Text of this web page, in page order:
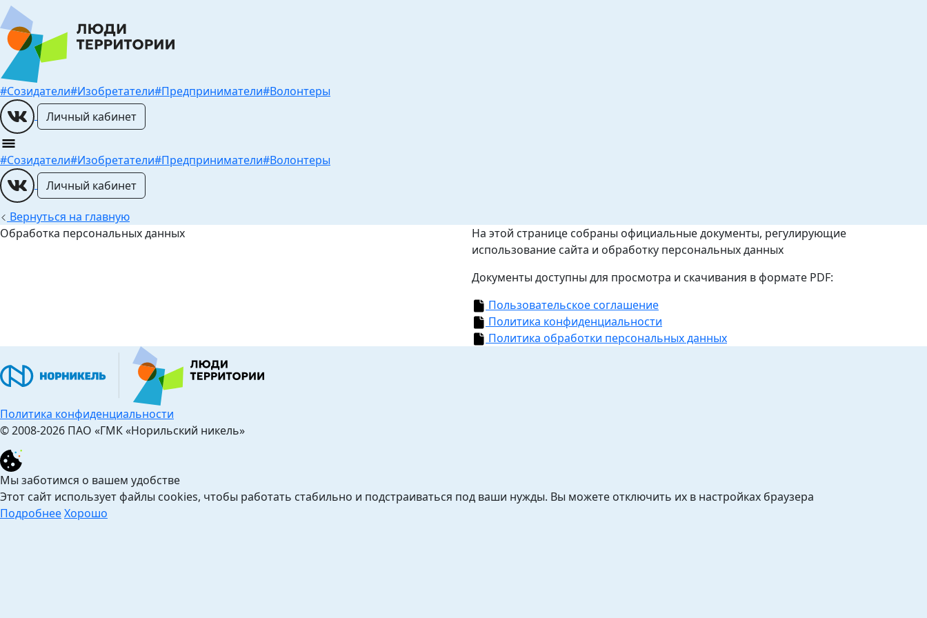
#Созидатели#Изобретатели#Предприниматели#Волонтеры
Личный кабинет
#Созидатели#Изобретатели#Предприниматели#Волонтеры
Личный кабинет
Вернуться на главную
Обработка персональных данных
На этой странице собраны официальные документы, регулирующие
использование сайта и обработку персональных данных
Документы доступны для просмотра и скачивания в формате PDF:
Пользовательское соглашение
Политика конфиденциальности
Политика обработки персональных данных
Политика конфиденциальности
© 2008-2026 ПАО «ГМК «Норильский никель»
Мы заботимся о вашем удобстве
Этот сайт использует файлы cookies, чтобы работать стабильно и подстраиваться под ваши нужды. Вы можете отключить их в настройках браузера
ПодробнееХорошо